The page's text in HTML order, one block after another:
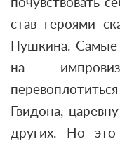
став героями
Пушкина. Самые
на
Гвидона,
других. Но